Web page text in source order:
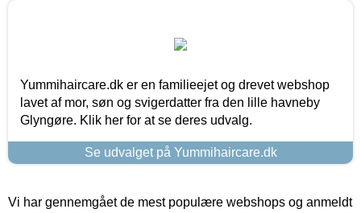
Yummihaircare.dk er en familieejet og drevet webshop
lavet af mor, søn og svigerdatter fra den lille havneby
Glyngøre. Klik her for at se deres udvalg.
Se udvalget på Yummihaircare.dk
Vi har gennemgået de mest populære webshops og anmeldt